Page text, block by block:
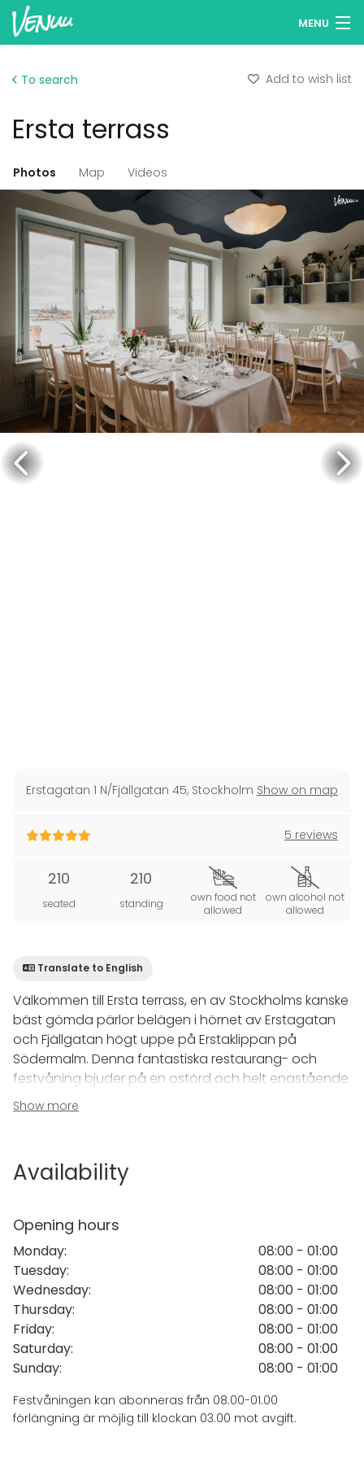
MENU
Add your venue
To search Add to wish list
Ersta terrass
Photos Map Videos
Erstagatan 1 N/Fjällgatan 45, Stockholm Show on map
5 reviews
210
seated
210
standing
own food not
allowed
own alcohol not
allowed
Translate to English
Välkommen till Ersta terrass, en av Stockholms kanske
bäst gömda pärlor belägen i hörnet av Erstagatan
och Fjällgatan högt uppe på Erstaklippan på
Södermalm. Denna fantastiska restaurang- och
festvåning bjuder på en ostörd och helt enastående
panoramautsikt över Stockholms inlopp, Gamla stan,
Skeppsholmen och Djurgården. Här badar den
alla tänkbara tillställningar – från bröllop, dop och
storslagna företagsevenemang.
Innanför dörrarna erbjuder festvåningen en charmig
miljö uppdelad på flera olika sällskapsrum och
salonger, däribland Stora salongen, Lilla salongen,
Baren och Chambre séparée. En trappa upp hittar
man även Hyllan, en mer privat och stilfull miljö som
ligger i direkt anslutning till caféserveringen och
utgången mot terrassen. Den historiska och
spektakulära miljön har dessutom en kulturell
koppling; det var nämligen här på terrassen som
scener till filmen om Ted Gärdestad, ”Ted – För
Show more
Availability
Opening hours
Monday:
08:00 - 01:00
Tuesday:
08:00 - 01:00
Wednesday:
08:00 - 01:00
Thursday:
08:00 - 01:00
Friday:
08:00 - 01:00
Saturday:
08:00 - 01:00
Sunday: 08:00 - 01:00
Festvåningen kan abonneras från 08.00-01.00
förlängning är möjlig till klockan 03.00 mot avgift.